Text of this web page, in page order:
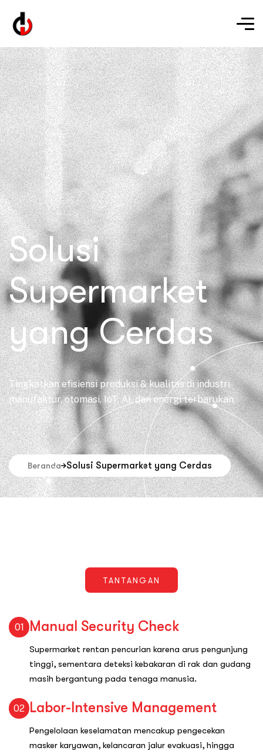
Solusi
Supermarket
yang Cerdas
Tingkatkan efisiensi produksi & kualitas di industri
manufaktur, otomasi, IoT, AI, dan energi terbarukan.
Beranda Solusi Supermarket yang Cerdas
TANTANGAN
01 Manual Security Check
Supermarket rentan pencurian karena arus pengunjung
tinggi, sementara deteksi kebakaran di rak dan gudang
masih bergantung pada tenaga manusia.
02 Labor-Intensive Management
Pengelolaan keselamatan mencakup pengecekan
masker karyawan, kelancaran jalur evakuasi, hingga